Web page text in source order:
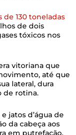
130 toneladas
de dois
tóxicos nos
vitoriana que
até que
lateral, dura
de rotina.
jatos d’água de
da cabeça aos
em putrefação.